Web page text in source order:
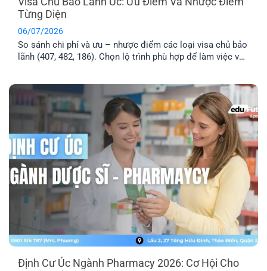
Từng Diện
06/07/2026
So sánh chi phí và ưu – nhược điểm các loại visa chủ bảo
lãnh (407, 482, 186). Chọn lộ trình phù hợp để làm việc và
Định Cư Úc Ngành Pharmacy 2026: Cơ Hội Cho